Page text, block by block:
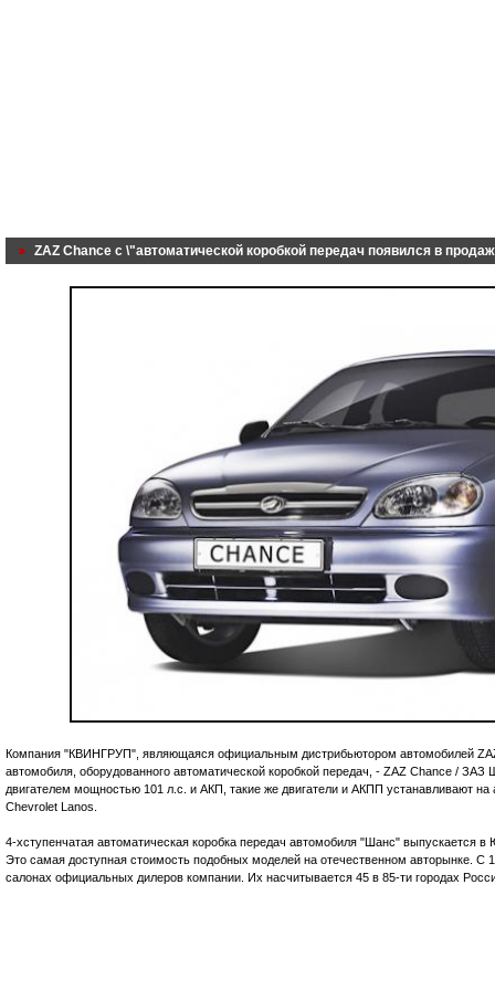
ZAZ Chance с \"автоматической коробкой передач появился в
Компания "КВИНГРУП", являющаяся официальным дистрибьютором автомобилей
автомобиля, оборудованного автоматической коробкой передач, - ZAZ Chance /
двигателем мощностью 101 л.с. и АКП, такие же двигатели и АКПП устанавливают
Chevrolet Lanos.
4-хступенчатая автоматическая коробка передач автомобиля "Шанс" выпускается
Это самая доступная стоимость подобных моделей на отечественном авторынке. С
салонах официальных дилеров компании. Их насчитывается 45 в 85-ти городах